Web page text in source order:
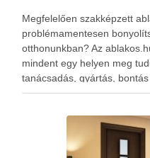
Megfelelően szakképzett
problémamentesen
otthonunkban? Az
mindent egy helyen meg
tanácsadás, gyártás,
megvalósítható, ez a
lehetetlen! Ha eladni